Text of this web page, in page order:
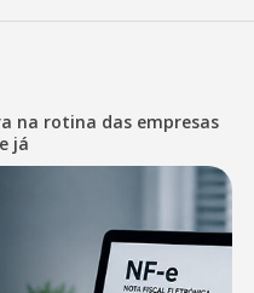
na rotina das empresas
já